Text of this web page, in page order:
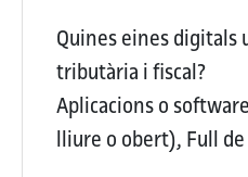
Quines eines
tributària i fiscal?
Aplicacions o
lliure o obert), Full